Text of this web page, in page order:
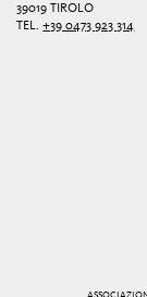
39019 TIROLO
TEL.+39 0473 923 314